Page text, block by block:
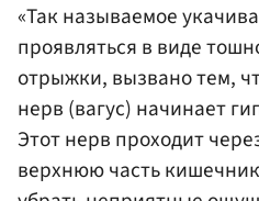
«Так называемое
проявляться в виде
отрыжки, вызвано тем,
нерв (вагус) начинает
Этот нерв проходит
верхнюю часть